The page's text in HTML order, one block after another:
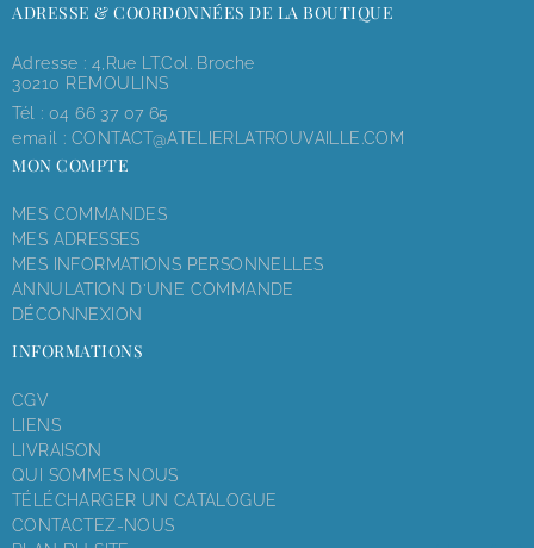
ADRESSE & COORDONNÉES DE LA BOUTIQUE
Adresse : 4,rue LT.Col. Broche
30210 REMOULINS
Tél : 04 66 37 07 65
email : CONTACT@ATELIERLATROUVAILLE.COM
MON COMPTE
MES COMMANDES
MES ADRESSES
MES INFORMATIONS PERSONNELLES
ANNULATION D'UNE COMMANDE
DÉCONNEXION
INFORMATIONS
CGV
LIENS
LIVRAISON
QUI SOMMES NOUS
TÉLÉCHARGER UN CATALOGUE
CONTACTEZ-NOUS